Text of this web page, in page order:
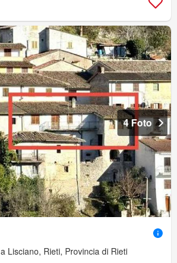
4 Foto
a Lisciano, Rieti, Provincia di Rieti